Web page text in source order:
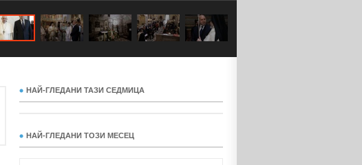
НАЙ-ГЛЕДАНИ ТАЗИ СЕДМИЦА
НАЙ-ГЛЕДАНИ ТОЗИ МЕСЕЦ